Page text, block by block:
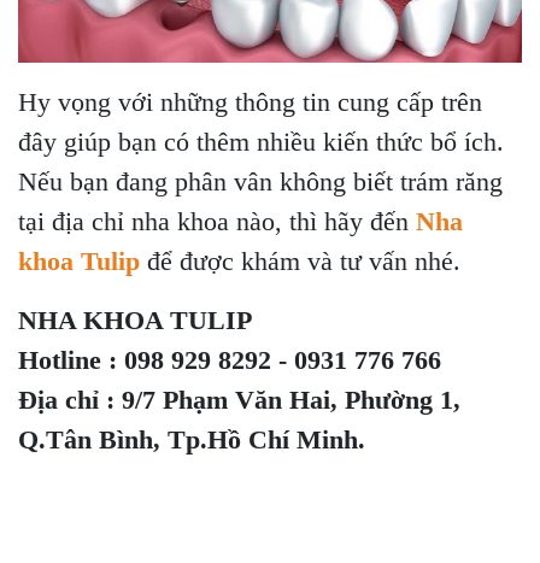
Hy vọng với những thông tin cung cấp trên
đây giúp bạn có thêm nhiều kiến thức bổ ích.
Nếu bạn đang phân vân không biết trám răng
tại địa chỉ nha khoa nào, thì hãy đến Nha
khoa Tulip để được khám và tư vấn nhé.
NHA KHOA TULIP
Hotline : 098 929 8292 - 0931 776 766
Địa chỉ : 9/7 Phạm Văn Hai, Phường 1,
Q.Tân Bình, Tp.Hồ Chí Minh.